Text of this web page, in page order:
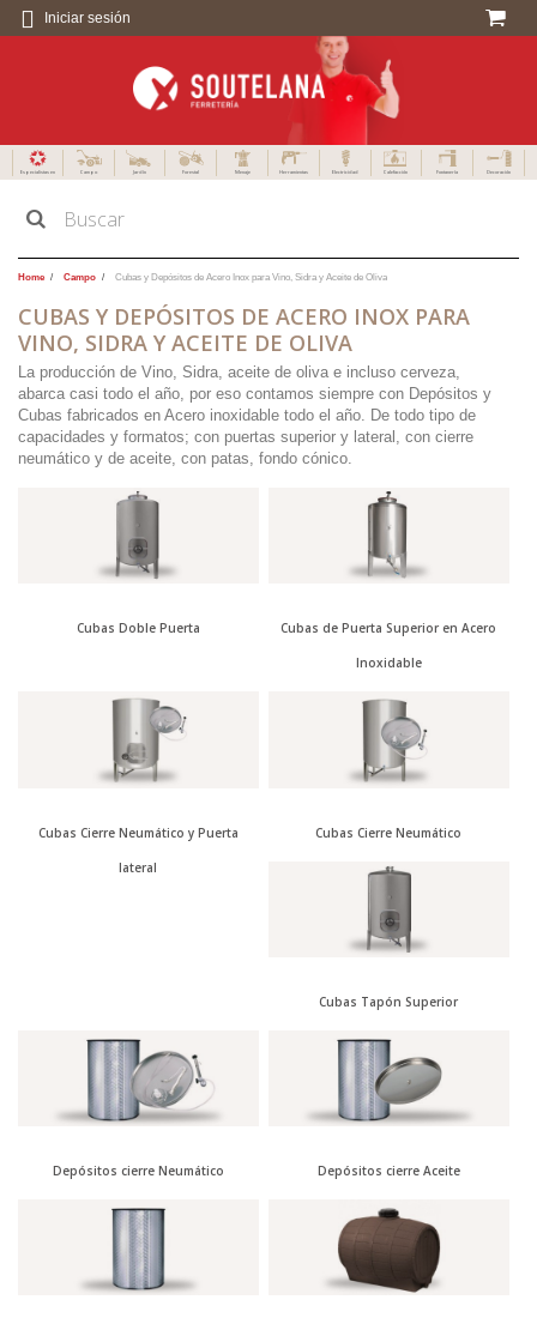
Iniciar sesión
Especialistas en Campo Jardín Forestal Menaje Herramientas Electricidad Calefacción Fontanería Decoración
Home Campo Cubas y Depósitos de Acero Inox para Vino, Sidra y Aceite de Oliva
CUBAS Y DEPÓSITOS DE ACERO INOX PARA
VINO, SIDRA Y ACEITE DE OLIVA
La producción de Vino, Sidra, aceite de oliva e incluso cerveza,
abarca casi todo el año, por eso contamos siempre con Depósitos y
Cubas fabricados en Acero inoxidable todo el año. De todo tipo de
capacidades y formatos; con puertas superior y lateral, con cierre
neumático y de aceite, con patas, fondo cónico.
Cubas Doble Puerta Cubas de Puerta Superior en Acero
Inoxidable
Cubas Cierre Neumático y Puerta
lateral
Cubas Cierre Neumático
Cubas Tapón Superior
Depósitos cierre Neumático Depósitos cierre Aceite